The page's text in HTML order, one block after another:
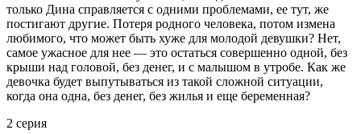
только Дина справляется с одними проблемами, ее тут, же
постигают другие. Потеря родного человека, потом измена
любимого, что может быть хуже для молодой девушки? Нет,
самое ужасное для нее — это остаться совершенно одной, без
крыши над головой, без денег, и с малышом в утробе. Как же
девочка будет выпутываться из такой сложной ситуации,
когда она одна, без денег, без жилья и еще беременная?
2 серия